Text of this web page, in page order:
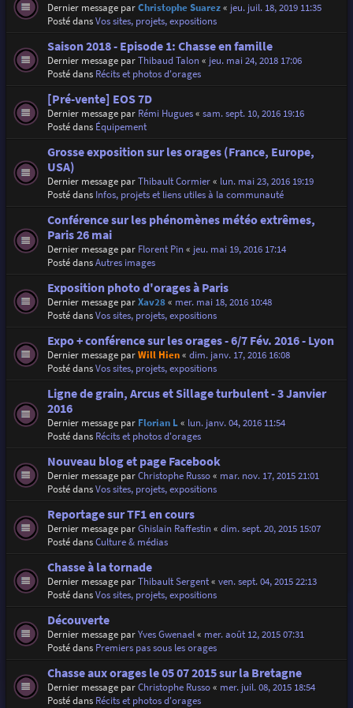
Dernier message parChristophe Suarez« jeu. juil. 18, 2019 11:35
Posté dansVos sites, projets, expositions
Saison 2018 - Episode 1: Chasse en famille
Dernier message parThibaud Talon« jeu. mai 24, 2018 17:06
Posté dans Récits et photos d'orages
[Pré-vente] EOS 7D
Dernier message par Rémi Hugues« sam. sept. 10, 2016 19:16
Posté dans Équipement
Grosse exposition sur les orages (France, Europe,
USA)
Dernier message parThibault Cormier« lun. mai 23, 2016 19:19
Posté dans Infos, projets et liens utiles à la communauté
Conférence sur les phénomènes météo extrêmes,
Paris 26 mai
Dernier message par Florent Pin« jeu. mai 19, 2016 17:14
Posté dansAutres images
Exposition photo d'orages à Paris
Dernier message parXav28« mer. mai 18, 2016 10:48
Posté dansVos sites, projets, expositions
Expo + conférence sur les orages - 6/7 Fév. 2016 - Lyon
Dernier message parWill Hien« dim. janv. 17, 2016 16:08
Posté dansVos sites, projets, expositions
Ligne de grain, Arcus et Sillage turbulent - 3 Janvier
2016
Dernier message par Florian L« lun. janv. 04, 2016 11:54
Posté dans Récits et photos d'orages
Nouveau blog et page Facebook
Dernier message parChristophe Russo« mar. nov. 17, 2015 21:01
Posté dansVos sites, projets, expositions
Reportage sur TF1 en cours
Dernier message parGhislain Raffestin« dim. sept. 20, 2015 15:07
Posté dansCulture & médias
Chasse à la tornade
Dernier message parThibault Sergent« ven. sept. 04, 2015 22:13
Posté dansVos sites, projets, expositions
Découverte
Dernier message parYves Gwenael« mer. août 12, 2015 07:31
Posté dans Premiers pas sous les orages
Chasse aux orages le 05 07 2015 sur la Bretagne
Dernier message parChristophe Russo« mer. juil. 08, 2015 18:54
Posté dans Récits et photos d'orages